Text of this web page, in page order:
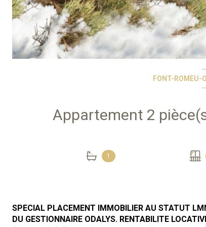
FONT-ROMEU-
1
SPECIAL PLACEMENT IMMOBILIER AU STATUT
DU GESTIONNAIRE ODALYS. RENTABILITE LOCATIV